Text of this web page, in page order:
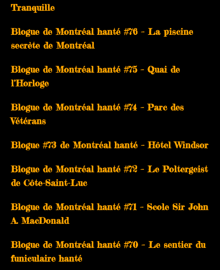
Tranquille
Blogue de Montréal hanté #76 – La piscine
secrète de Montréal
Blogue de Montréal hanté #75 – Quai de
l’Horloge
Blogue de Montréal hanté #74 – Parc des
Vétérans
Blogue #73 de Montréal hanté – Hôtel Windsor
Blogue de Montréal hanté #72 – Le Poltergeist
de Côte-Saint-Luc
Blogue de Montréal hanté #71 – Scole Sir John
A. MacDonald
Blogue de Montréal hanté #70 – Le sentier du
funiculaire hanté